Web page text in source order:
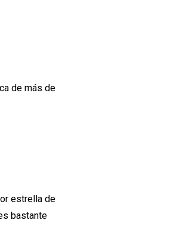
de más de
estrella de
bastante